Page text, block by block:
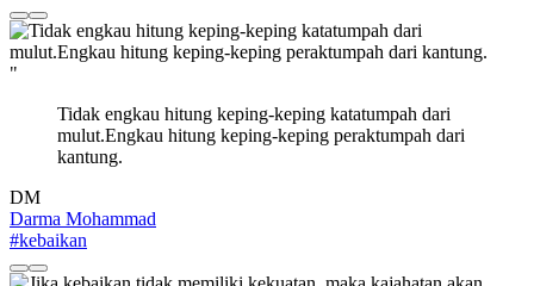
"
Tidak engkau hitung keping-keping katatumpah dari
mulut.Engkau hitung keping-keping peraktumpah dari
kantung.
DM
Darma Mohammad
#kebaikan